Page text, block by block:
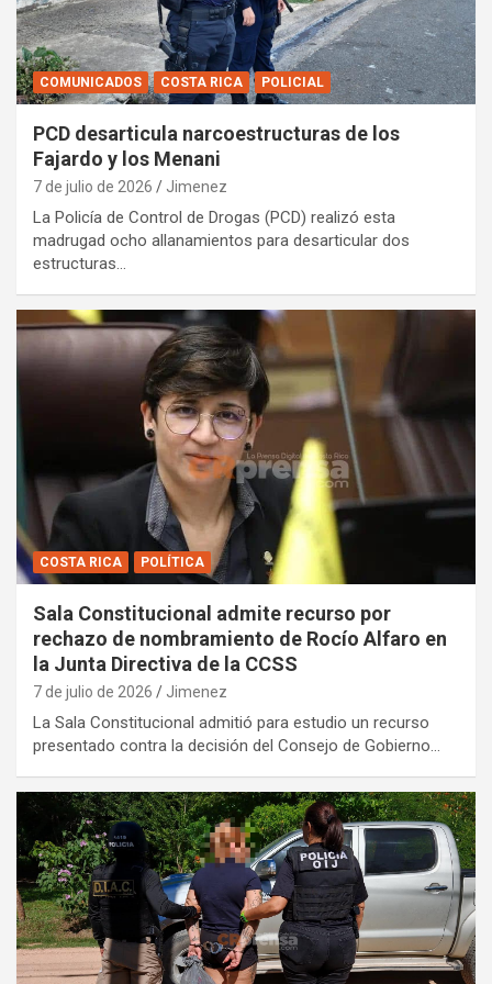
COMUNICADOS COSTA RICA POLICIAL
PCD desarticula narcoestructuras de los
Fajardo y los Menani
7 de julio de 2026 Jimenez
La Policía de Control de Drogas (PCD) realizó esta
madrugad ocho allanamientos para desarticular dos
estructuras…
COSTA RICA POLÍTICA
Sala Constitucional admite recurso por
rechazo de nombramiento de Rocío Alfaro en
la Junta Directiva de la CCSS
7 de julio de 2026 Jimenez
La Sala Constitucional admitió para estudio un recurso
presentado contra la decisión del Consejo de Gobierno…